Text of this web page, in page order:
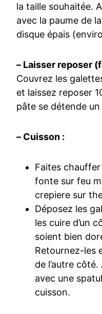
la taille souhaitée.
avec la paume de
disque épais
– Laisser reposer
Couvrez les
et laissez reposer
pâte se détende un
– Cuisson :
Faites
fonte sur feu
crepiere sur
Déposez les
les cuire d’un
soient bien
Retournez-les
de l’autre
avec une
cuisson.